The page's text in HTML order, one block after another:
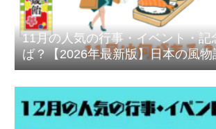
11月の人気の行事・イベント・記
ば？【2026年最新版】日本の風
事を徹底解説